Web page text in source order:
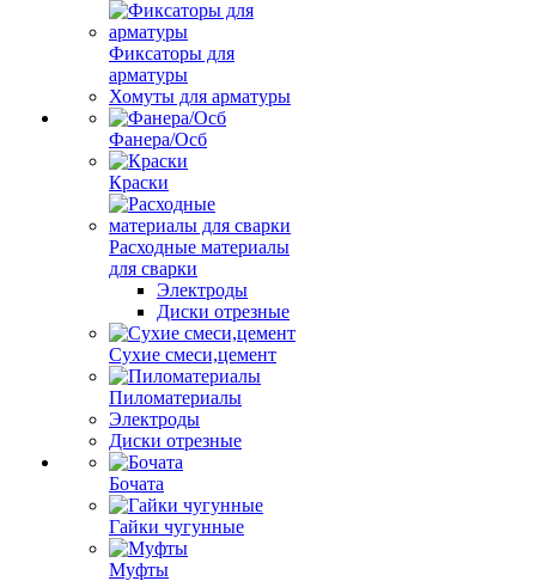
Фиксаторы для
арматуры
Хомуты для арматуры
Фанера/Осб
Краски
Расходные материалы
для сварки
Электроды
Диски отрезные
Сухие смеси,цемент
Пиломатериалы
Электроды
Диски отрезные
Бочата
Гайки чугунные
Муфты